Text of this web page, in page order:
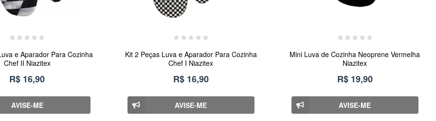
e Aparador Para Cozinha
Chef II Niazitex
R$ 16,90
AVISE-ME
Kit 2 Peças Luva e Aparador Para Cozinha
Chef I Niazitex
R$ 16,90
AVISE-ME
Mini Luva de Cozinha Neoprene Vermelha
Niazitex
R$ 19,90
AVISE-ME